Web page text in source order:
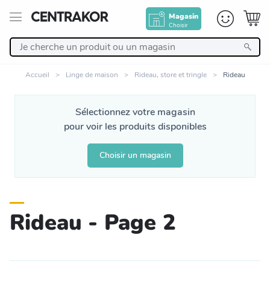
Magasin
Choisir
Nos Produits
Décoration
Linge de maison
Cuisine et art de la table
Salle de bain et beauté
Accueil Linge de maison Rideau, store et tringle Rideau
Sélectionnez votre magasin
pour voir les produits disponibles
Choisir un magasin
Rideau - Page 2